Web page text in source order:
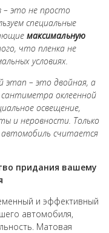
– это не просто
специальные
максимальную
что пленка не
условиях.
этап – это двойная, а
оклеенной
освещение,
и неровности. Только
считается
придания вашему
и эффективный
автомобиля,
Матовая